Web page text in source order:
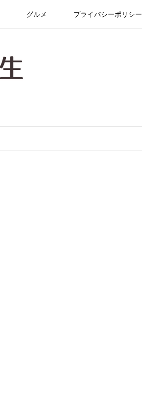
グルメ プライバシーポリシー